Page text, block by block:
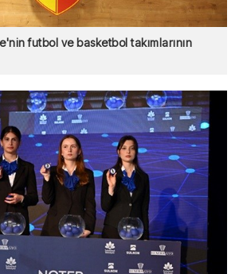
futbol ve basketbol takımlarının